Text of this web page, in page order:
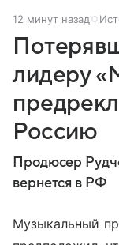
12 минут назад
лидеру
Россию
Продюсер
вернется в РФ
Музыкальный